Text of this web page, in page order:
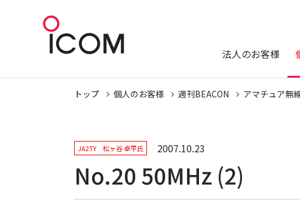
法人のお客様
トップ 個人のお客様 週刊BEACON アマチュア無
JA2TY 松ヶ谷 卓平氏 2007.10.23
No.20 50MHz (2)